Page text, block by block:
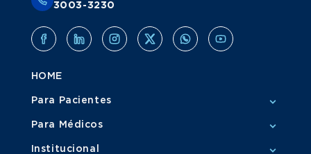
3003-3230
HOME
Para Pacientes
Para Médicos
Institucional